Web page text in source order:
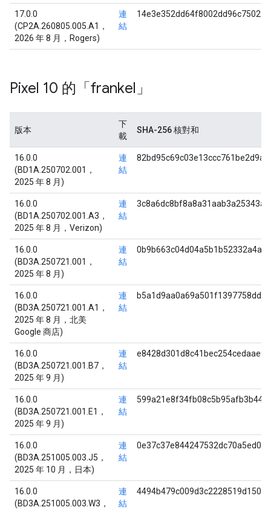
17.0.0
(CP2A.260805.005.A1，
2026 年 8 月，Rogers)
連
結
Pixel 10 的「frankel」
版本
下
載
SHA-256 核對和
16.0.0
(BD1A.250702.001，
2025 年 8 月)
連
結
16.0.0
(BD1A.250702.001.A3，
2025 年 8 月，Verizon)
連
結
16.0.0
(BD3A.250721.001，
2025 年 8 月)
連
結
16.0.0
(BD3A.250721.001.A1，
2025 年 8 月，北美
Google 商店)
連
結
16.0.0
(BD3A.250721.001.B7，
2025 年 9 月)
連
結
16.0.0
(BD3A.250721.001.E1，
2025 年 9 月)
連
結
16.0.0
(BD3A.251005.003.J5，
2025 年 10 月，日本)
連
結
16.0.0
(BD3A.251005.003.W3，
連
結